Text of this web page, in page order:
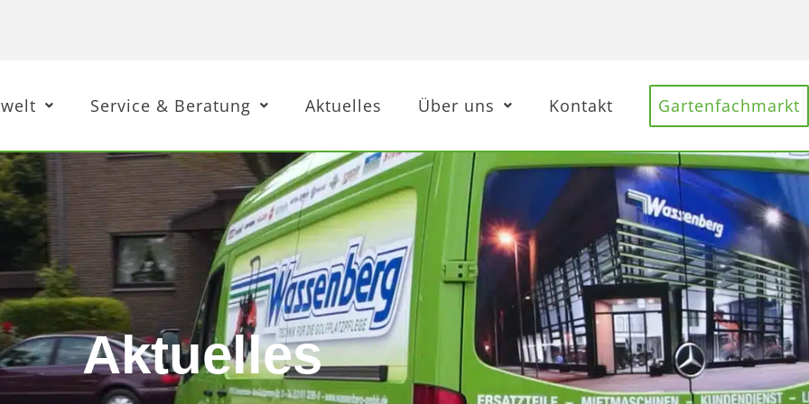
Service & Beratung Aktuelles Über uns Kontakt Gartenfachmarkt
Aktuelles